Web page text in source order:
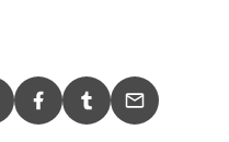
F
a
T
u
E
m